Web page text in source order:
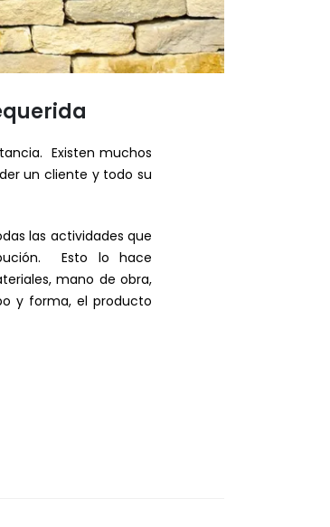
Existen muchos
un cliente y todo su
las actividades que
Esto lo hace
mano de obra,
y forma, el producto